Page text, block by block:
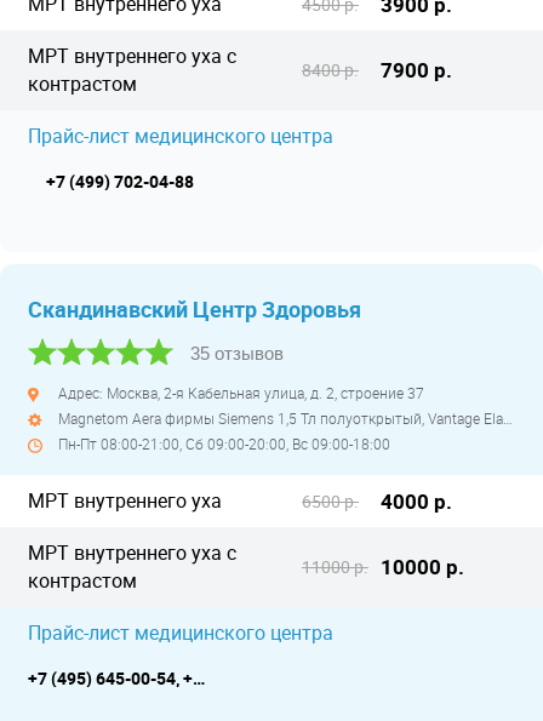
МРТ внутреннего уха с
контрастом
8400 р. 7900 р.
Прайс-лист медицинского центра
+7 (499) 702-04-88
Скандинавский Центр Здоровья
35 отзывов
Адрес: Москва, 2-я Кабельная улица, д. 2, строение 37
Пн-Пт 08:00-21:00, Сб 09:00-20:00, Вс 09:00-18:00
МРТ внутреннего уха 6500 р. 4000 р.
МРТ внутреннего уха с
контрастом
11000 р. 10000 р.
Прайс-лист медицинского центра
+7 (495) 645-00-54, +7 (495) 280-82-00